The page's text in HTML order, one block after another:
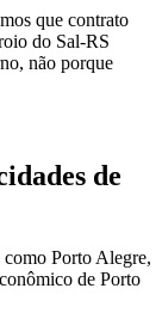
que contrato
do Sal-RS
não porque
de
Porto Alegre,
de Porto